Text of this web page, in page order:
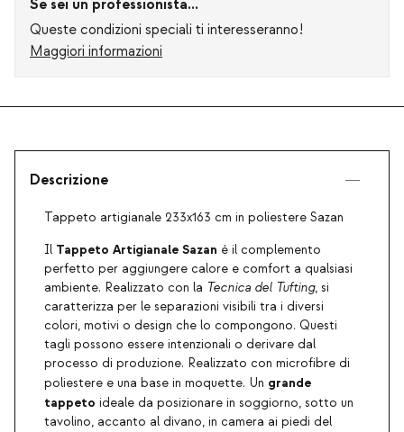
Se sei un professionista...
Queste condizioni speciali ti interesseranno!
Maggiori informazioni
Descrizione
Tappeto artigianale 233x163 cm in poliestere Sazan
Il Tappeto Artigianale Sazan è il complemento
perfetto per aggiungere calore e comfort a qualsiasi
ambiente. Realizzato con la Tecnica del Tufting, si
caratterizza per le separazioni visibili tra i diversi
colori, motivi o design che lo compongono. Questi
tagli possono essere intenzionali o derivare dal
processo di produzione. Realizzato con microfibre di
poliestere e una base in moquette. Un grande
tappeto ideale da posizionare in soggiorno, sotto un
tavolino, accanto al divano, in camera ai piedi del